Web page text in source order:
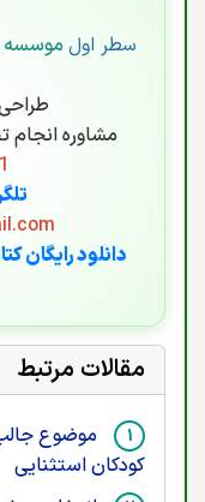
سطر اول موسسه
مشاوره انجام
دانلود رایگان
مقالات مرتبط
موضوع جالب
کودکان استثنایی